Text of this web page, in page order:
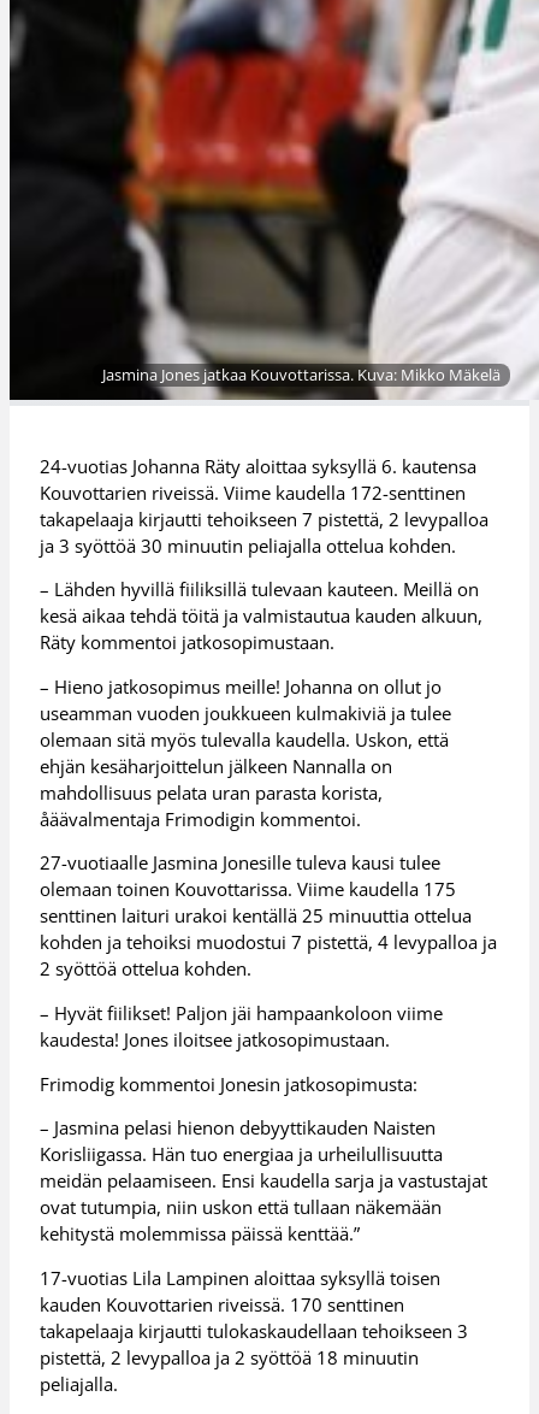
Jasmina Jones jatkaa Kouvottarissa. Kuva: Mikko Mäkelä
24-vuotias Johanna Räty aloittaa syksyllä 6. kautensa
Kouvottarien riveissä. Viime kaudella 172-senttinen
takapelaaja kirjautti tehoikseen 7 pistettä, 2 levypalloa
ja 3 syöttöä 30 minuutin peliajalla ottelua kohden.
– Lähden hyvillä fiiliksillä tulevaan kauteen. Meillä on
kesä aikaa tehdä töitä ja valmistautua kauden alkuun,
Räty kommentoi jatkosopimustaan.
– Hieno jatkosopimus meille! Johanna on ollut jo
useamman vuoden joukkueen kulmakiviä ja tulee
olemaan sitä myös tulevalla kaudella. Uskon, että
ehjän kesäharjoittelun jälkeen Nannalla on
mahdollisuus pelata uran parasta korista,
åäävalmentaja Frimodigin kommentoi.
27-vuotiaalle Jasmina Jonesille tuleva kausi tulee
olemaan toinen Kouvottarissa. Viime kaudella 175
senttinen laituri urakoi kentällä 25 minuuttia ottelua
kohden ja tehoiksi muodostui 7 pistettä, 4 levypalloa ja
2 syöttöä ottelua kohden.
– Hyvät fiilikset! Paljon jäi hampaankoloon viime
kaudesta! Jones iloitsee jatkosopimustaan.
Frimodig kommentoi Jonesin jatkosopimusta:
– Jasmina pelasi hienon debyyttikauden Naisten
Korisliigassa. Hän tuo energiaa ja urheilullisuutta
meidän pelaamiseen. Ensi kaudella sarja ja vastustajat
ovat tutumpia, niin uskon että tullaan näkemään
kehitystä molemmissa päissä kenttää.”
17-vuotias Lila Lampinen aloittaa syksyllä toisen
kauden Kouvottarien riveissä. 170 senttinen
takapelaaja kirjautti tulokaskaudellaan tehoikseen 3
pistettä, 2 levypalloa ja 2 syöttöä 18 minuutin
peliajalla.